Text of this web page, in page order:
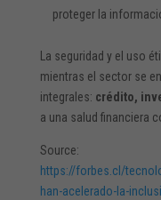
proteger la
La seguridad y el uso
mientras el sector se
integrales: crédito,
a una salud financiera
Source:
https://forbes.cl/
han-acelerado-la-